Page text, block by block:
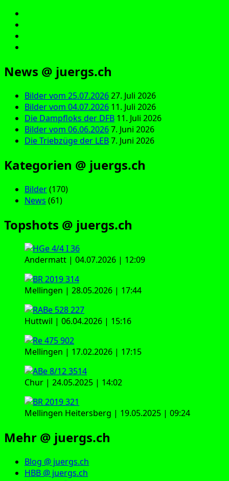
News @ juergs.ch
Bilder vom 25.07.202627. Juli 2026
Bilder vom 04.07.2026 11. Juli 2026
Die Dampfloks der DFB 11. Juli 2026
Bilder vom 06.06.20267. Juni 2026
Die Triebzüge der LEB7. Juni 2026
Kategorien @ juergs.ch
Bilder(170)
News (61)
Topshots @ juergs.ch
Andermatt | 04.07.2026 | 12:09
Mellingen | 28.05.2026 | 17:44
Huttwil | 06.04.2026 | 15:16
Mellingen | 17.02.2026 | 17:15
Chur | 24.05.2025 | 14:02
Mellingen Heitersberg | 19.05.2025 | 09:24
Mehr @ juergs.ch
Blog @ juergs.ch
HBB @ juergs.ch